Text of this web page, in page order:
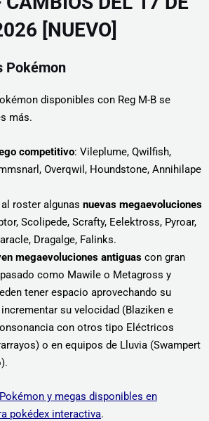
[NUEVO]
Pokémon
disponibles con Reg M-B se
más.
competitivo: Vileplume, Qwilfish,
Overqwil, Houndstone, Annihilape
roster algunas nuevas megaevoluciones
Scolipede, Scrafty, Eelektross, Pyroar,
Dragalge, Falinks.
megaevoluciones antiguas con gran
como Mawile o Metagross y
tener espacio aprovechando su
su velocidad (Blaziken e
con otros tipo Eléctricos
o en equipos de Lluvia (Swampert
y megas disponibles en
pokédex interactiva.